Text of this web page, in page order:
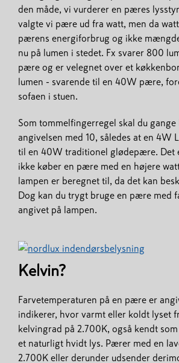
den måde, vi vurderer en pæres
valgte vi pære ud fra watt, men da
pærens energiforbrug og ikke
nu på lumen i stedet. Fx svarer 800
pære og er velegnet over et
lumen - svarende til en 40W pære,
sofaen i stuen.
Som tommelfingerregel skal du gange
angivelsen med 10, således at en 4W
til en 40W traditionel glødepære. Det
ikke køber en pære med en højere
lampen er beregnet til, da det kan
Dog kan du trygt bruge en pære med
angivet på lampen.
Kelvin?
Farvetemperaturen på en pære er
indikerer, hvor varmt eller koldt lyset
kelvingrad på 2.700K, også kendt
et naturligt hvidt lys. Pærer med en
2.700K eller derunder udsender